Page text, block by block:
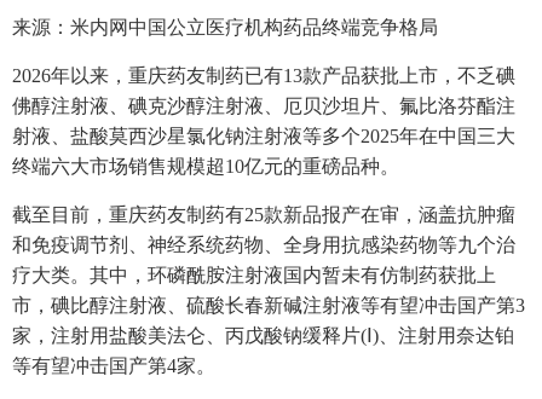
来源：米内网中国公立医疗机构药品终端竞争格局
2026年以来，重庆药友制药已有13款产品获批上市，不乏碘
佛醇注射液、碘克沙醇注射液、厄贝沙坦片、氟比洛芬酯注
射液、盐酸莫西沙星氯化钠注射液等多个2025年在中国三大
终端六大市场销售规模超10亿元的重磅品种。
截至目前，重庆药友制药有25款新品报产在审，涵盖抗肿瘤
和免疫调节剂、神经系统药物、全身用抗感染药物等九个治
疗大类。其中，环磷酰胺注射液国内暂未有仿制药获批上
市，碘比醇注射液、硫酸长春新碱注射液等有望冲击国产第3
家，注射用盐酸美法仑、丙戊酸钠缓释片(Ⅰ)、注射用奈达铂
等有望冲击国产第4家。